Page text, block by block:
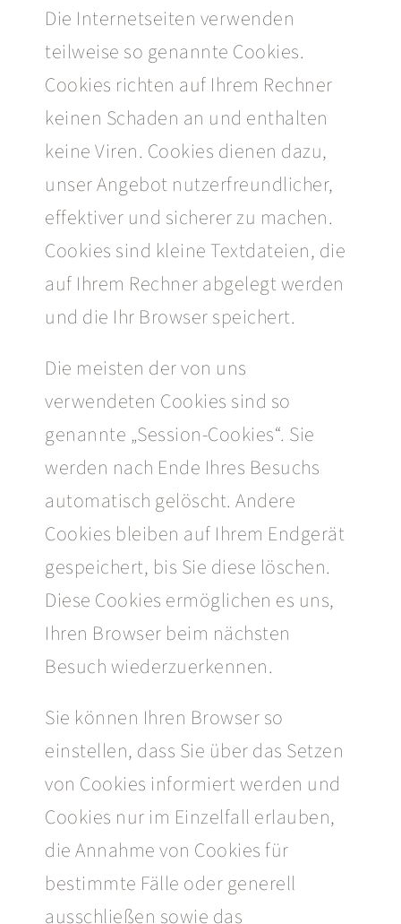
Die Internetseiten verwenden
teilweise so genannte Cookies.
Cookies richten auf Ihrem Rechner
keinen Schaden an und enthalten
keine Viren. Cookies dienen dazu,
unser Angebot nutzerfreundlicher,
effektiver und sicherer zu machen.
Cookies sind kleine Textdateien, die
auf Ihrem Rechner abgelegt werden
und die Ihr Browser speichert.
Die meisten der von uns
verwendeten Cookies sind so
genannte „Session-Cookies“. Sie
werden nach Ende Ihres Besuchs
automatisch gelöscht. Andere
Cookies bleiben auf Ihrem Endgerät
gespeichert, bis Sie diese löschen.
Diese Cookies ermöglichen es uns,
Ihren Browser beim nächsten
Besuch wiederzuerkennen.
Sie können Ihren Browser so
einstellen, dass Sie über das Setzen
von Cookies informiert werden und
Cookies nur im Einzelfall erlauben,
die Annahme von Cookies für
bestimmte Fälle oder generell
ausschließen sowie das